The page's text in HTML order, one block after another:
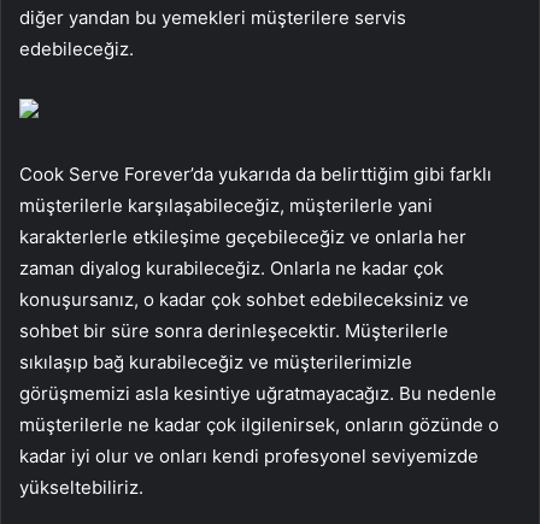
diğer yandan bu yemekleri müşterilere servis
edebileceğiz.
Cook Serve Forever’da yukarıda da belirttiğim gibi farklı
müşterilerle karşılaşabileceğiz, müşterilerle yani
karakterlerle etkileşime geçebileceğiz ve onlarla her
zaman diyalog kurabileceğiz. Onlarla ne kadar çok
konuşursanız, o kadar çok sohbet edebileceksiniz ve
sohbet bir süre sonra derinleşecektir. Müşterilerle
sıkılaşıp bağ kurabileceğiz ve müşterilerimizle
görüşmemizi asla kesintiye uğratmayacağız. Bu nedenle
müşterilerle ne kadar çok ilgilenirsek, onların gözünde o
kadar iyi olur ve onları kendi profesyonel seviyemizde
yükseltebiliriz.